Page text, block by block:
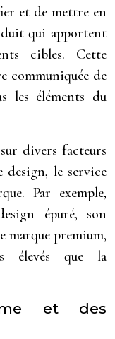
et de mettre en
qui apportent
cibles. Cette
communiquée de
les éléments du
divers facteurs
design, le service
Par exemple,
épuré, son
marque premium,
élevés que la
et des